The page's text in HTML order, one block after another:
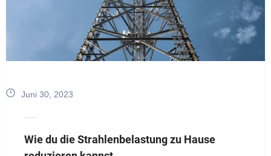
Juni 30, 2023
Wie du die Strahlenbelastung zu Hause